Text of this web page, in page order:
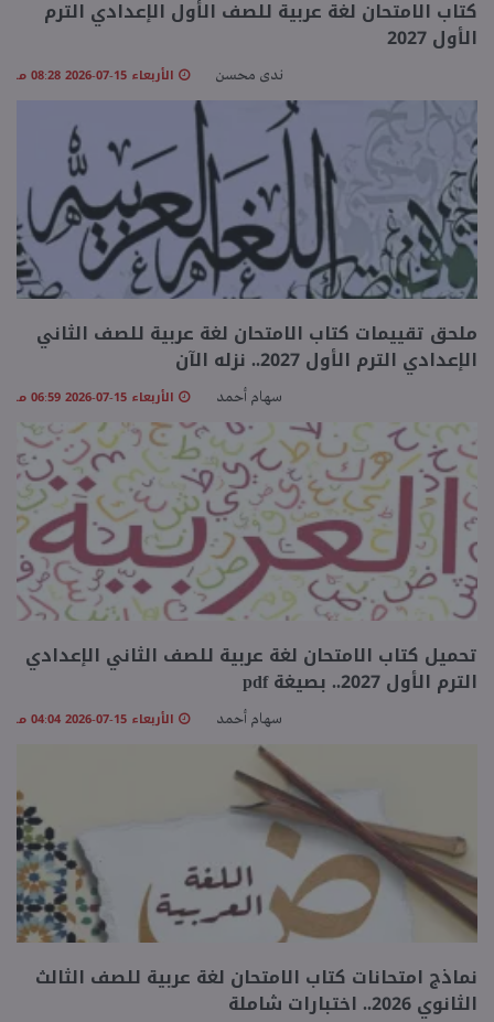
كتاب الامتحان لغة عربية للصف الأول الإعدادي الترم
الأول 2027
ندى محسن الأربعاء 15-07-2026 08:28 مـ
ملحق تقييمات كتاب الامتحان لغة عربية للصف الثاني
الإعدادي الترم الأول 2027.. نزله الآن
سهام أحمد الأربعاء 15-07-2026 06:59 مـ
تحميل كتاب الامتحان لغة عربية للصف الثاني الإعدادي
الترم الأول 2027.. بصيغة pdf
سهام أحمد الأربعاء 15-07-2026 04:04 مـ
نماذج امتحانات كتاب الامتحان لغة عربية للصف الثالث
الثانوي 2026.. اختبارات شاملة